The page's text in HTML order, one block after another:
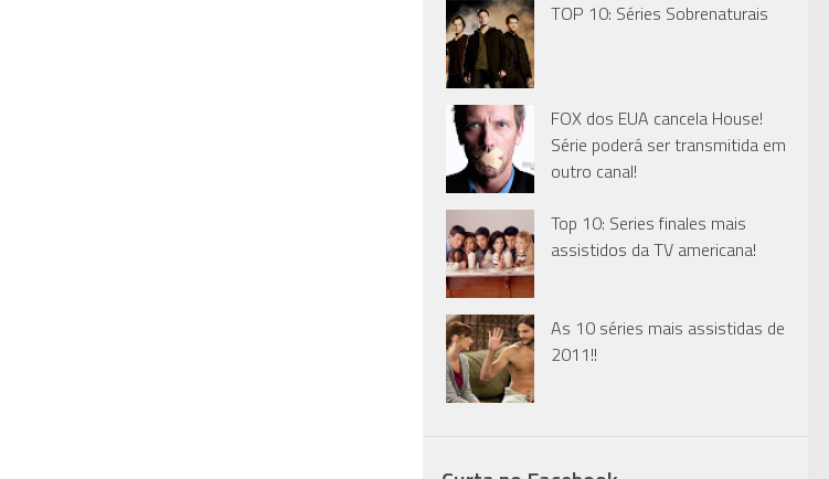
TOP 10: Séries Sobrenaturais
FOX dos EUA cancela House!
Série poderá ser transmitida em
outro canal!
Top 10: Series finales mais
assistidos da TV americana!
As 10 séries mais assistidas de
2011!!